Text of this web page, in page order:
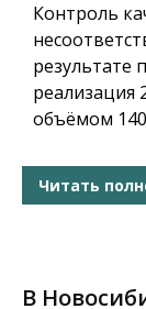
Контроль
результате
реализация
объёмом
Читать
В